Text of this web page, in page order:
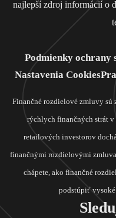
najlepší zdroj informácií o
Podmienky ochrany
Nastavenia Cookies
Finančné rozdielové zmluvy sú
rýchlych finančných strát v
retailových investorov
finančnými rozdielovými
chápete, ako finančné
podstúpiť